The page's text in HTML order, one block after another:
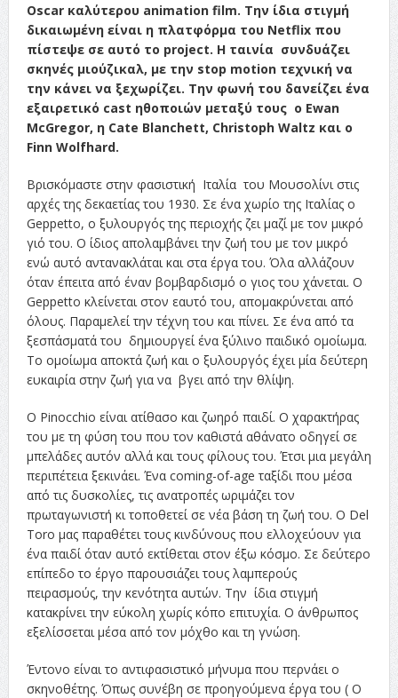
Oscar καλύτερου animation film. Την ίδια στιγμή
δικαιωμένη είναι η πλατφόρμα του Netflix που
πίστεψε σε αυτό το project. Η ταινία συνδυάζει
σκηνές μιούζικαλ, με την stop motion τεχνική να
την κάνει να ξεχωρίζει. Την φωνή του δανείζει ένα
εξαιρετικό cast ηθοποιών μεταξύ τους ο Ewan
McGregor, η Cate Blanchett, Christoph Waltz και ο
Finn Wolfhard.
Βρισκόμαστε στην φασιστική Ιταλία του Μουσολίνι στις
αρχές της δεκαετίας του 1930. Σε ένα χωρίο της Ιταλίας ο
Geppetto, ο ξυλουργός της περιοχής ζει μαζί με τον μικρό
γιό του. Ο ίδιος απολαμβάνει την ζωή του με τον μικρό
ενώ αυτό αντανακλάται και στα έργα του. Όλα αλλάζουν
όταν έπειτα από έναν βομβαρδισμό ο γιος του χάνεται. Ο
Geppetto κλείνεται στον εαυτό του, απομακρύνεται από
όλους. Παραμελεί την τέχνη του και πίνει. Σε ένα από τα
ξεσπάσματά του δημιουργεί ένα ξύλινο παιδικό ομοίωμα.
Το ομοίωμα αποκτά ζωή και ο ξυλουργός έχει μία δεύτερη
ευκαιρία στην ζωή για να βγει από την θλίψη.
Ο Pinocchio είναι ατίθασο και ζωηρό παιδί. Ο χαρακτήρας
του με τη φύση του που τον καθιστά αθάνατο οδηγεί σε
μπελάδες αυτόν αλλά και τους φίλους του. Έτσι μια μεγάλη
περιπέτεια ξεκινάει. Ένα coming-of-age ταξίδι που μέσα
από τις δυσκολίες, τις ανατροπές ωριμάζει τον
πρωταγωνιστή κι τοποθετεί σε νέα βάση τη ζωή του. Ο Del
Toro μας παραθέτει τους κινδύνους που ελλοχεύουν για
ένα παιδί όταν αυτό εκτίθεται στον έξω κόσμο. Σε δεύτερο
επίπεδο το έργο παρουσιάζει τους λαμπερούς
πειρασμούς, την κενότητα αυτών. Την ίδια στιγμή
κατακρίνει την εύκολη χωρίς κόπο επιτυχία. Ο άνθρωπος
εξελίσσεται μέσα από τον μόχθο και τη γνώση.
Έντονο είναι το αντιφασιστικό μήνυμα που περνάει ο
σκηνοθέτης. Όπως συνέβη σε προηγούμενα έργα του ( Ο